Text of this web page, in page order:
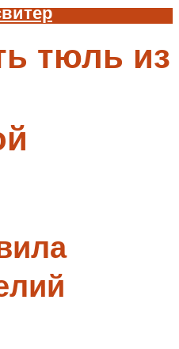
тюль из